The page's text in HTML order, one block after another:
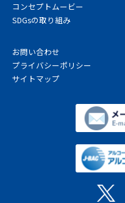
コンセプトムービー
SDGsの取り組み
お問い合わせ
プライバシーポリシー
サイトマップ